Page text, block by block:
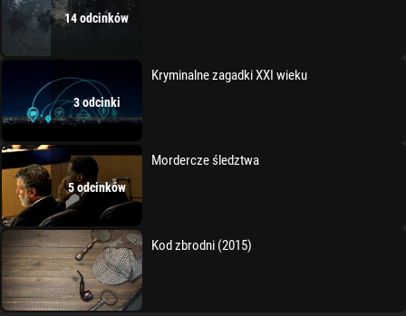
14 odcinków
3 odcinki
Kryminalne zagadki XXI wieku
5 odcinków
Mordercze śledztwa
Kod zbrodni (2015)